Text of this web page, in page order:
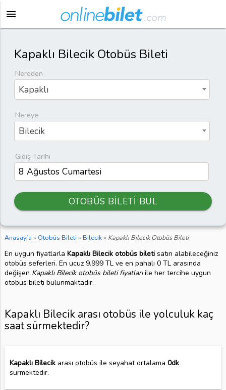
menu
Kapaklı Bilecik Otobüs Bileti
Nereden
Kapaklı
Nereye
Bilecik
Gidiş Tarihi
OTOBÜS BİLETİ BUL
Anasayfa » Otobüs Bileti » Bilecik» Kapaklı Bilecik Otobüs Bileti
En uygun fiyatlarla Kapaklı Bilecik otobüs biletisatın alabileceğiniz
otobüs seferleri. En ucuz 9.999 TL ve en pahalı 0 TL arasında
değişen Kapaklı Bilecik otobüs bileti fiyatlarıile her tercihe uygun
otobüs bileti bulunmaktadır.
Kapaklı Bilecik arası otobüs ile yolculuk kaç
saat sürmektedir?
Kapaklı Bilecikarası otobüs ile seyahat ortalama 0dk
sürmektedir.